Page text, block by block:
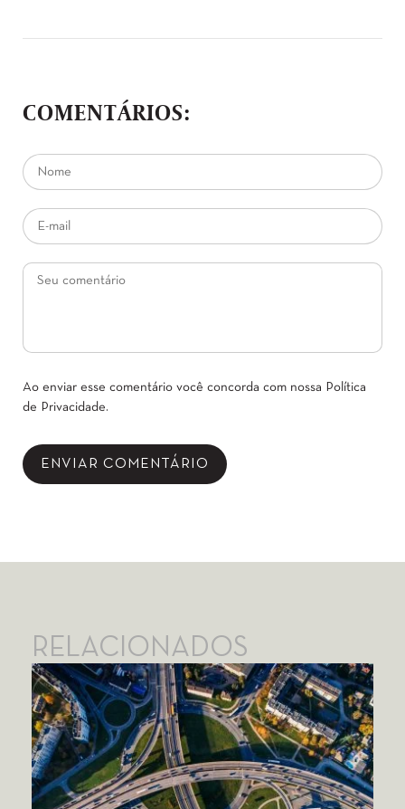
COMENTÁRIOS:
Ao enviar esse comentário você concorda com nossa Política
de Privacidade.
RELACIONADOS